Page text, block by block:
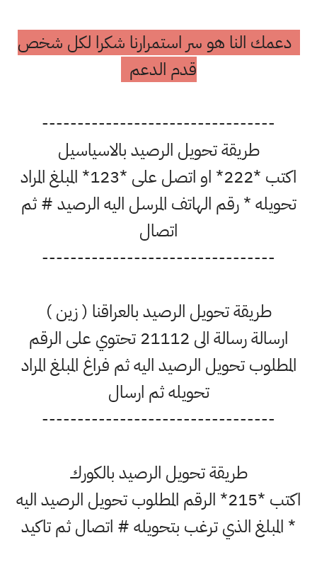
دعمك النا هو سر استمرارنا شكرا لكل شخص
قدم الدعم
---------------------------------
طريقة تحويل الرصيد بالاسياسيل
اكتب *222* او اتصل على *123* المبلغ المراد
تحويله * رقم الهاتف المرسل اليه الرصيد # ثم
اتصال
---------------------------------
طريقة تحويل الرصيد بالعراقنا ( زين )
ارسالة رسالة الى 21112 تحتوي على الرقم
المطلوب تحويل الرصيد اليه ثم فراغ المبلغ المراد
تحويله ثم ارسال
---------------------------------
طريقة تحويل الرصيد بالكورك
اكتب *215* الرقم المطلوب تحويل الرصيد اليه
* المبلغ الذي ترغب بتحويله # اتصال ثم تاكيد